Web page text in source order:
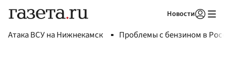
Новости
Атака ВСУ на Нижнекамск Проблемы с бензином в